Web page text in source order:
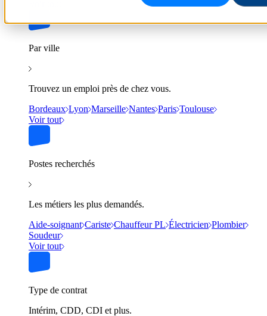
Par ville
Trouvez un emploi près de chez vous.
Bordeaux Lyon Marseille Nantes Paris Toulouse
Voir tout
Postes recherchés
Les métiers les plus demandés.
Aide-soignant Cariste Chauffeur PL Électricien Plombier
Soudeur
Voir tout
Type de contrat
Intérim, CDD, CDI et plus.